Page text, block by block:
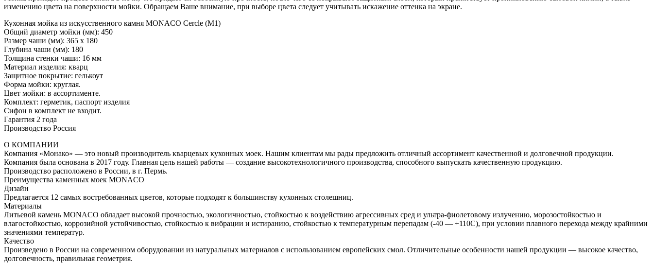
изменению цвета на поверхности мойки. Обращаем Ваше внимание, при выборе цвета следует учитывать искажение оттенка на экране.
Кухонная мойка из искусственного камня MONACO Cercle (М1)
Общий диаметр мойки (мм): 450
Размер чаши (мм): 365 х 180
Глубина чаши (мм): 180
Толщина стенки чаши: 16 мм
Материал изделия: кварц
Защитное покрытие: гелькоут
Форма мойки: круглая.
Цвет мойки: в ассортименте.
Комплект: герметик, паспорт изделия
Сифон в комплект не входит.
Гарантия 2 года
Производство Россия
О КОМПАНИИ
Компания «Монако» — это новый производитель кварцевых кухонных моек. Нашим клиентам мы рады предложить отличный ассортимент качественной и долговечной продукции.
Компания была основана в 2017 году. Главная цель нашей работы — создание высокотехнологичного производства, способного выпускать качественную продукцию.
Производство расположено в России, в г. Пермь.
Преимущества каменных моек MONACO
Дизайн
Предлагается 12 самых востребованных цветов, которые подходят к большинству кухонных столешниц.
Материалы
Литьевой камень MONACO обладает высокой прочностью, экологичностью, стойкостью к воздействию агрессивных сред и ультра-фиолетовому излучению, морозостойкостью и
влагостойкостью, коррозийной устойчивостью, стойкостью к вибрации и истиранию, стойкостью к температурным перепадам (-40 — +110С), при условии плавного перехода между крайними
значениями температур.
Качество
Произведено в России на современном оборудовании из натуральных материалов с использованием европейских смол. Отличительные особенности нашей продукции — высокое качество,
долговечность, правильная геометрия.